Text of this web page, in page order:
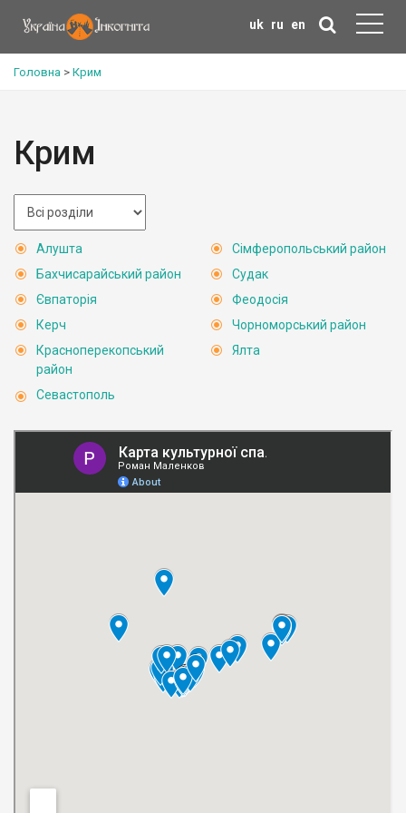
uk ru en
Головна > Крим
Крим
Алушта
Бахчисарайський район
Євпаторія
Керч
Красноперекопський
район
Севастополь
Сімферопольський район
Судак
Феодосія
Чорноморський район
Ялта